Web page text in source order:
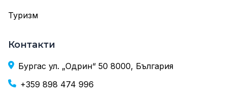
Туризм
Контакти
Бургас ул. „Одрин“ 50 8000, България
+359 898 474 996